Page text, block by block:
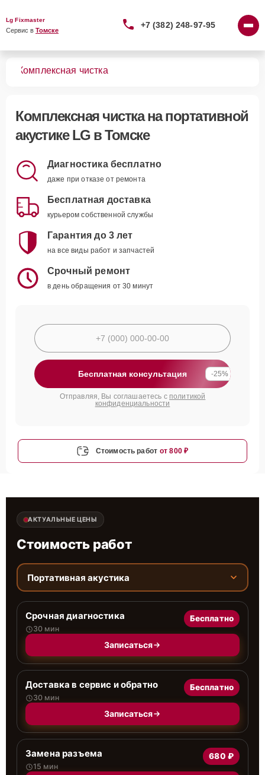
Lg Fixmaster
Сервис в Томске
+7 (382) 248-97-95
Комплексная чистка
Комплексная чисткана портативной
акустике LG в Томске
Диагностика бесплатно
даже при отказе от ремонта
Бесплатная доставка
курьером собственной службы
Гарантия до 3 лет
на все виды работ и запчастей
Срочный ремонт
в день обращения от 30 минут
Бесплатная консультация -25%
Отправляя, Вы соглашаетесь с политикой
конфиденциальности
Стоимость работ от 800 ₽
АКТУАЛЬНЫЕ ЦЕНЫ
Стоимость работ
Портативная акустика
Срочная диагностика
30 мин
Бесплатно
Записаться
Доставка в сервис и обратно
30 мин
Бесплатно
Записаться
Замена разъема
15 мин
680 ₽